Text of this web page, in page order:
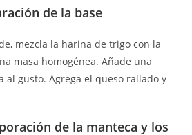
de la base
mezcla la harina de trigo con la
masa homogénea. Añade una
al gusto. Agrega el queso rallado y
de la manteca y los